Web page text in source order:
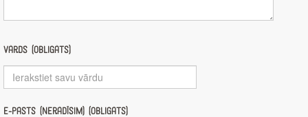
Vārds (obligāts)
E-pasts (nerādīsim) (obligāts)